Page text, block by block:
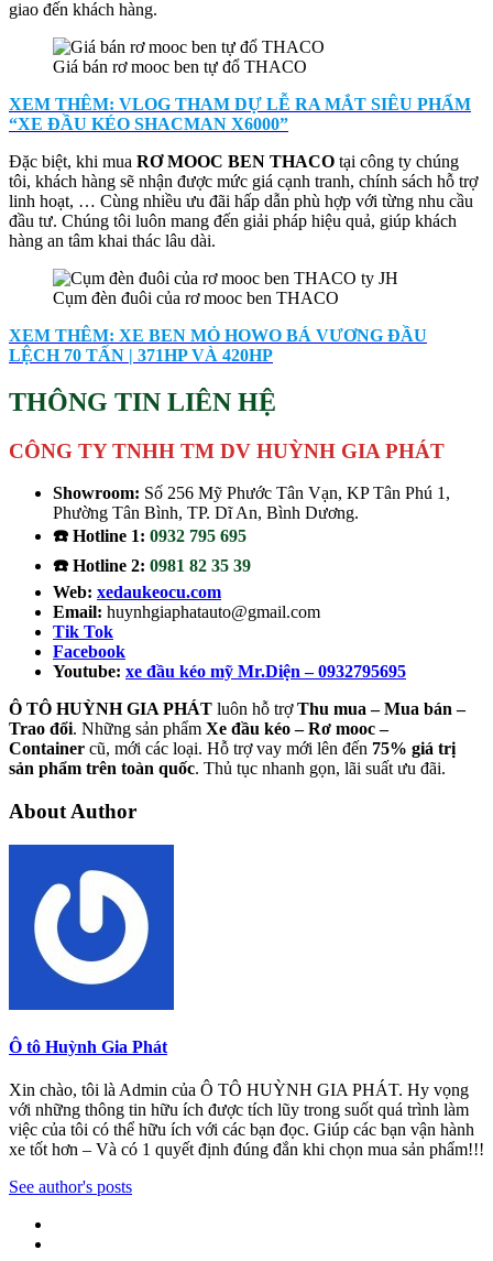
giao đến khách hàng.
Giá bán rơ mooc ben tự đổ THACO
XEM THÊM: VLOG THAM DỰ LỄ RA MẮT SIÊU PHẨM
“XE ĐẦU KÉO SHACMAN X6000”
Đặc biệt, khi mua RƠ MOOC BEN THACO tại công ty chúng
tôi, khách hàng sẽ nhận được mức giá cạnh tranh, chính sách hỗ trợ
linh hoạt, … Cùng nhiều ưu đãi hấp dẫn phù hợp với từng nhu cầu
đầu tư. Chúng tôi luôn mang đến giải pháp hiệu quả, giúp khách
hàng an tâm khai thác lâu dài.
Cụm đèn đuôi của rơ mooc ben THACO
XEM THÊM: XE BEN MỎ HOWO BÁ VƯƠNG ĐẦU
LỆCH 70 TẤN | 371HP VÀ 420HP
THÔNG TIN LIÊN HỆ
CÔNG TY TNHH TM DV HUỲNH GIA PHÁT
Showroom: Số 256 Mỹ Phước Tân Vạn, KP Tân Phú 1,
Phường Tân Bình, TP. Dĩ An, Bình Dương.
☎️ Hotline 1: 0932 795 695
☎️ Hotline 2: 0981 82 35 39
Web: xedaukeocu.com
Email: huynhgiaphatauto@gmail.com
Tik Tok
Facebook
Youtube: xe đầu kéo mỹ Mr.Diện – 0932795695
Ô TÔ HUỲNH GIA PHÁT luôn hỗ trợThu mua – Mua bán –
Trao đổi. Những sản phẩm Xe đầu kéo – Rơ mooc –
Container cũ, mới các loại. Hỗ trợ vay mới lên đến 75% giá trị
sản phẩm trên toàn quốc. Thủ tục nhanh gọn, lãi suất ưu đãi.
About Author
Ô tô Huỳnh Gia Phát
Xin chào, tôi là Admin của Ô TÔ HUỲNH GIA PHÁT. Hy vọng
với những thông tin hữu ích được tích lũy trong suốt quá trình làm
việc của tôi có thể hữu ích với các bạn đọc. Giúp các bạn vận hành
xe tốt hơn – Và có 1 quyết định đúng đắn khi chọn mua sản phẩm!!!
See author's posts